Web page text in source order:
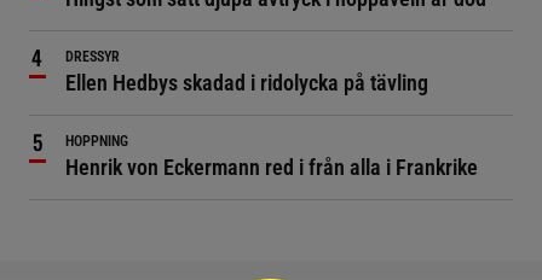
DRESSYR
Ellen Hedbys skadad i ridolycka på tävling
HOPPNING
Henrik von Eckermann red i från alla i Frankrike